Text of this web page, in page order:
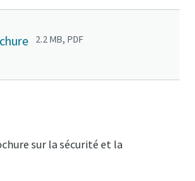
2.2 MB, PDF
sur la sécurité et la